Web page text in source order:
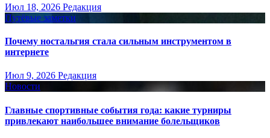
Июл 18, 2026 Редакция
Путёвые заметки
Почему ностальгия стала сильным инструментом в
интернете
Июл 9, 2026 Редакция
Новости
Главные спортивные события года: какие турниры
привлекают наибольшее внимание болельщиков